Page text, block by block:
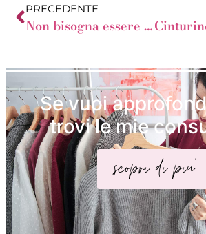
PRECEDENTE
Non bisogna essere ricche per vestirsi bene!
Se vuoi
trovi le mie
scopri di piu'